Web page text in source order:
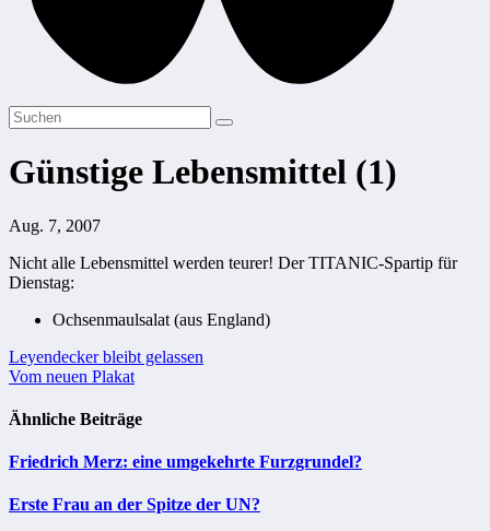
Günstige Lebensmittel (1)
Aug. 7, 2007
Nicht alle Lebensmittel werden teurer! Der TITANIC-Spartip für
Dienstag:
Ochsenmaulsalat (aus England)
Beitragsnavigation
Leyendecker bleibt gelassen
Vom neuen Plakat
Ähnliche Beiträge
Friedrich Merz: eine umgekehrte Furzgrundel?
Erste Frau an der Spitze der UN?